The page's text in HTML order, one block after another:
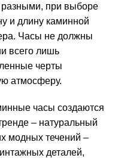
разными, при выборе
и длину каминной
Часы не должны
всего лишь
черты
атмосферу.
часы создаются
– натуральный
модных течений –
деталей,